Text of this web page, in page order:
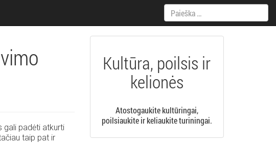
Paieška:
gali padėti atkurti
taip pat ir
Kultūra, poilsis ir
kelionės
Atostogaukite kultūringai,
poilsiaukite ir keliaukite turiningai.